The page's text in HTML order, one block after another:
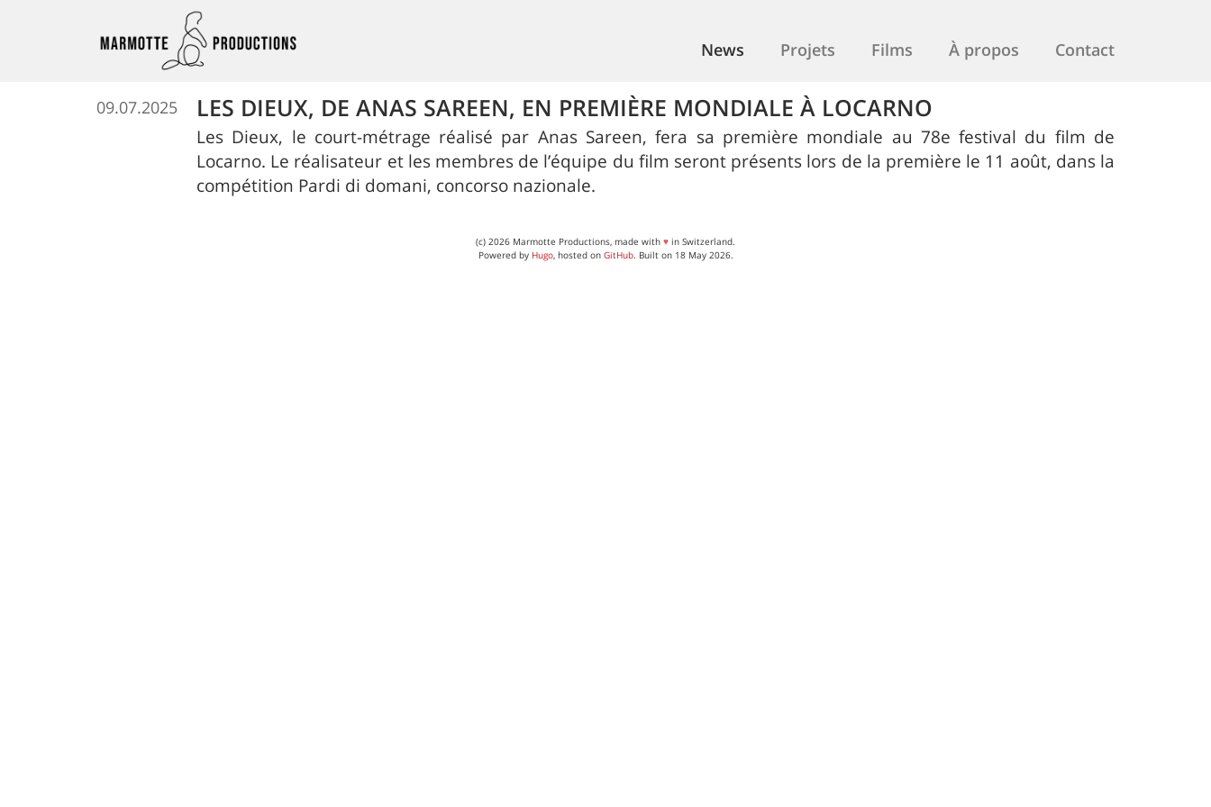
News Projets Films À propos Contact
09.07.2025 LES DIEUX, DE ANAS SAREEN, EN PREMIÈRE MONDIALE À LOCARNO
Les Dieux, le court-métrage réalisé par Anas Sareen, fera sa première mondiale au 78e festival du film de
Locarno. Le réalisateur et les membres de l’équipe du film seront présents lors de la première le 11 août, dans la
compétition Pardi di domani, concorso nazionale.
(c) 2026 Marmotte Productions, made with ♥ in Switzerland.
Powered by Hugo, hosted on GitHub. Built on 18 May 2026.